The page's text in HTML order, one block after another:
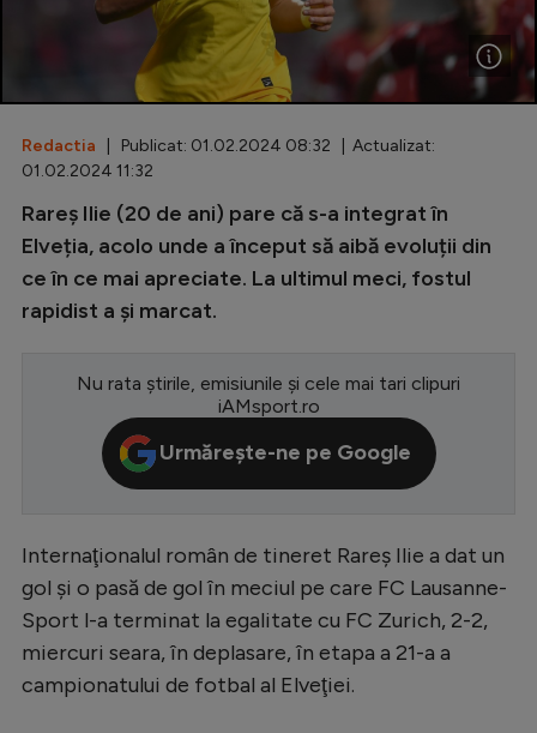
Fotbal feminin
Special
Diverse
Inedit
Champions League
Conference League
CM 2026
Premier League
Serie A
Bundesliga
Ligue 1
Redactia | Publicat: 01.02.2024 08:32 | Actualizat:
01.02.2024 11:32
Rareș Ilie (20 de ani) pare că s-a integrat în
Elveția, acolo unde a început să aibă evoluții din
ce în ce mai apreciate. La ultimul meci, fostul
rapidist a și marcat.
Nu rata știrile, emisiunile și cele mai tari clipuri
iAMsport.ro
Urmărește-ne pe Google
Internaţionalul român de tineret Rareş Ilie a dat un
gol şi o pasă de gol în meciul pe care FC Lausanne-
Sport l-a terminat la egalitate cu FC Zurich, 2-2,
miercuri seara, în deplasare, în etapa a 21-a a
campionatului de fotbal al Elveţiei.